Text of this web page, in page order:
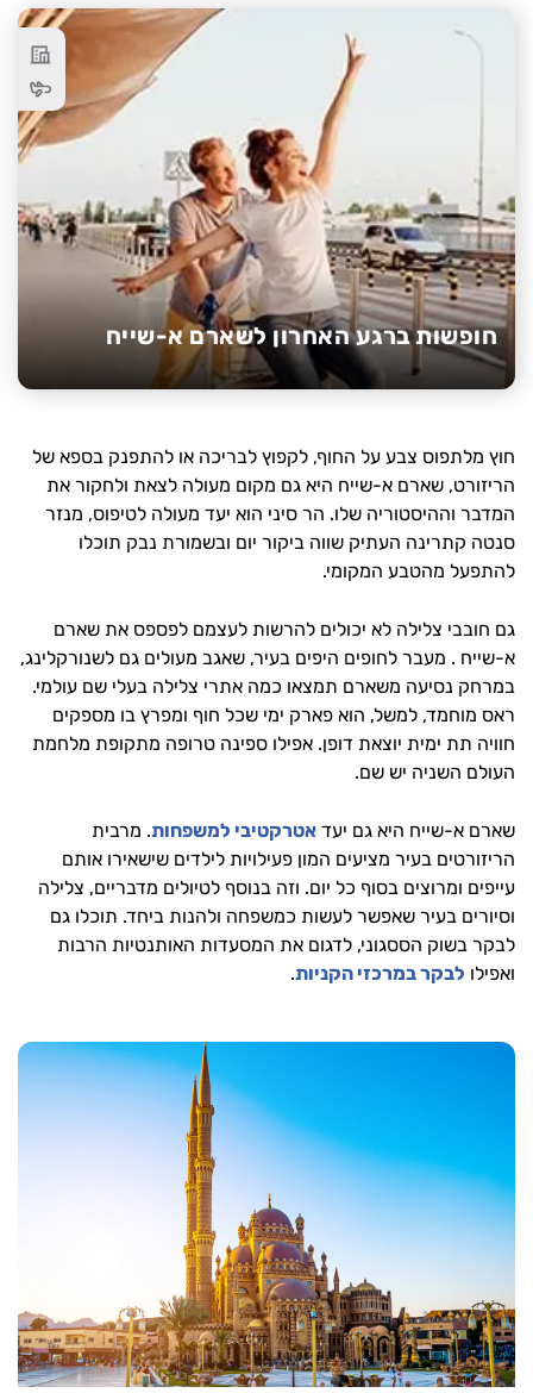
חופשות ברגע האחרון לשארם א-שייח
חוץ מלתפוס צבע על החוף, לקפוץ לבריכה או להתפנק בספא של
הריזורט, שארם א-שייח היא גם מקום מעולה לצאת ולחקור את
המדבר וההיסטוריה שלו. הר סיני הוא יעד מעולה לטיפוס, מנזר
סנטה קתרינה העתיק שווה ביקור יום ובשמורת נבק תוכלו
להתפעל מהטבע המקומי.
גם חובבי צלילה לא יכולים להרשות לעצמם לפספס את שארם
א-שייח . מעבר לחופים היפים בעיר, שאגב מעולים גם לשנורקלינג,
במרחק נסיעה משארם תמצאו כמה אתרי צלילה בעלי שם עולמי.
ראס מוחמד, למשל, הוא פארק ימי שכל חוף ומפרץ בו מספקים
חוויה תת ימית יוצאת דופן. אפילו ספינה טרופה מתקופת מלחמת
העולם השניה יש שם.
שארם א-שייח היא גם יעד אטרקטיבי למשפחות. מרבית
הריזורטים בעיר מציעים המון פעילויות לילדים שישאירו אותם
עייפים ומרוצים בסוף כל יום. וזה בנוסף לטיולים מדבריים, צלילה
וסיורים בעיר שאפשר לעשות כמשפחה ולהנות ביחד. תוכלו גם
לבקר בשוק הססגוני, לדגום את המסעדות האותנטיות הרבות
ואפילו לבקר במרכזי הקניות.